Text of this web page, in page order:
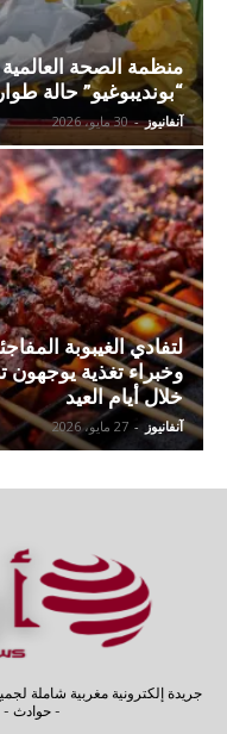
منظمة الصحة
“بونديبوغيو” حالة
آنفانيوز - 30 مايو، 2026
لتفادي الغيبوبة
وخبراء تغذية
خلال أيام العيد
آنفانيوز - 27 مايو، 2026
جريدة إلكترونية مغربية شاملة
- حوادث -